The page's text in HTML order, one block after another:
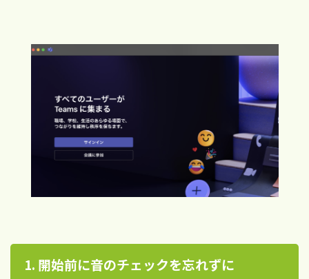
1. 開始前に音のチェックを忘れずに